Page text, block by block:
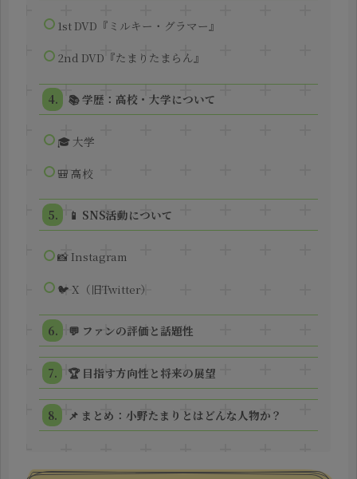
1st DVD『ミルキー・グラマー』
2nd DVD『たまりたまらん』
📚 学歴：高校・大学について
🎓 大学
🎒 高校
📱 SNS活動について
📸 Instagram
🐦 X（旧Twitter）
💬 ファンの評価と話題性
🏆 目指す方向性と将来の展望
📌 まとめ：小野たまりとはどんな人物か？